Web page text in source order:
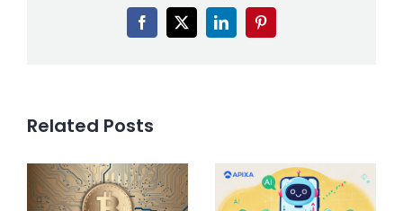
Facebook
X LinkedInPinterest
Related Posts